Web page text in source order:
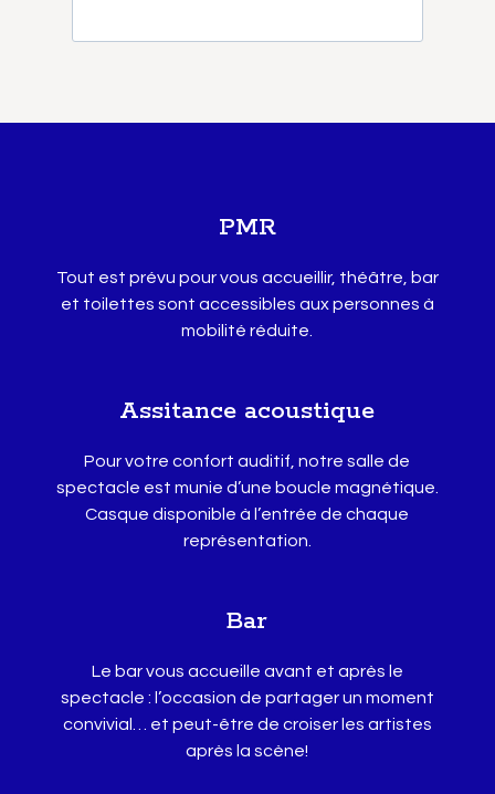
PMR
Tout est prévu pour vous accueillir, théâtre, bar
et toilettes sont accessibles aux personnes à
mobilité réduite.
Assitance acoustique
Pour votre confort auditif, notre salle de
spectacle est munie d’une boucle magnétique.
Casque disponible à l’entrée de chaque
représentation.
Bar
Le bar vous accueille avant et après le
spectacle : l’occasion de partager un moment
convivial… et peut-être de croiser les artistes
après la scène!